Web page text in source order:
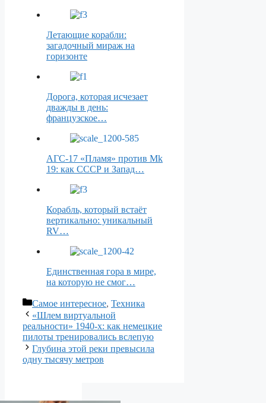
Летающие корабли:
загадочный мираж на
горизонте
Дорога, которая исчезает
дважды в день:
французское…
АГС-17 «Пламя» против Mk
19: как СССР и Запад…
Корабль, который встаёт
вертикально: уникальный
RV…
Единственная гора в мире,
на которую не смог…
Рубрики
Самое интересное, Техника
«Шлем виртуальной
реальности» 1940-х: как немецкие
пилоты тренировались вслепую
Глубина этой реки превысила
одну тысячу метров